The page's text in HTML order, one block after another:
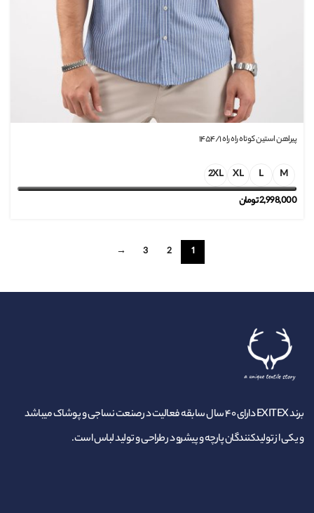
پیراهن استین کوتاه راه راه ۱۴۵۴/۱
M
L
XL
2XL
2,998,000تومان
1
2
3
→
برند EXITEX دارای ۴۰ سال سابقه فعالیت در صنعت نساجی و پوشاک میباشد
و یکی از تولیدکنندگان پارچه و پیشرو در طراحی و تولید لباس است.